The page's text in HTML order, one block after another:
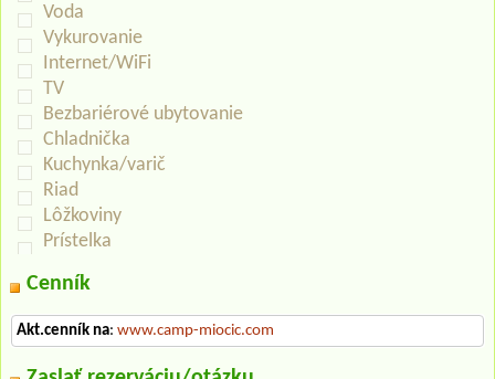
Voda
Vykurovanie
Internet/WiFi
TV
Bezbariérové ubytovanie
Chladnička
Kuchynka/varič
Riad
Lôžkoviny
Prístelka
Cenník
Akt.cenník na: www.camp-miocic.com